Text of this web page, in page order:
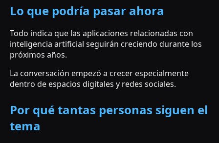
Lo que podría pasar ahora
Todo indica que las aplicaciones relacionadas con
inteligencia artificial seguirán creciendo durante los
próximos años.
La conversación empezó a crecer especialmente
dentro de espacios digitales y redes sociales.
Por qué tantas personas siguen el
tema